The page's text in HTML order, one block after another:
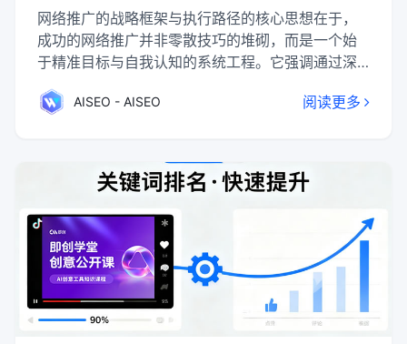
网络推广的战略框架与执行路径的核心思想在于，
成功的网络推广并非零散技巧的堆砌，而是一个始
于精准目标与自我认知的系统工程。它强调通过深
机整合免费的长线渠道（如SEO、内容营销）与付
定到执行监测、数据优化的科学步骤，并重视用户
体验与渠道适配，通过持续优化或将专业任务外
包，方能实现“小投入大回报”的营销目标。
AISEO - AISEO 阅读更多